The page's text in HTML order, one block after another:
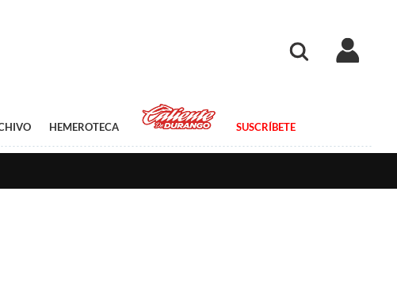
HEMEROTECA SUSCRÍBETE